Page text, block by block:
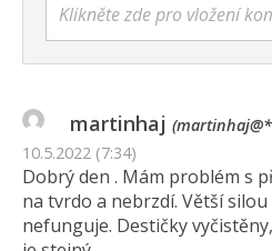
Klikněte zde pro vložení
martinhaj
10.5.2022 (7:34)
Dobrý den . Mám problém s
na tvrdo a nebrzdí. Větší
nefunguje. Destičky